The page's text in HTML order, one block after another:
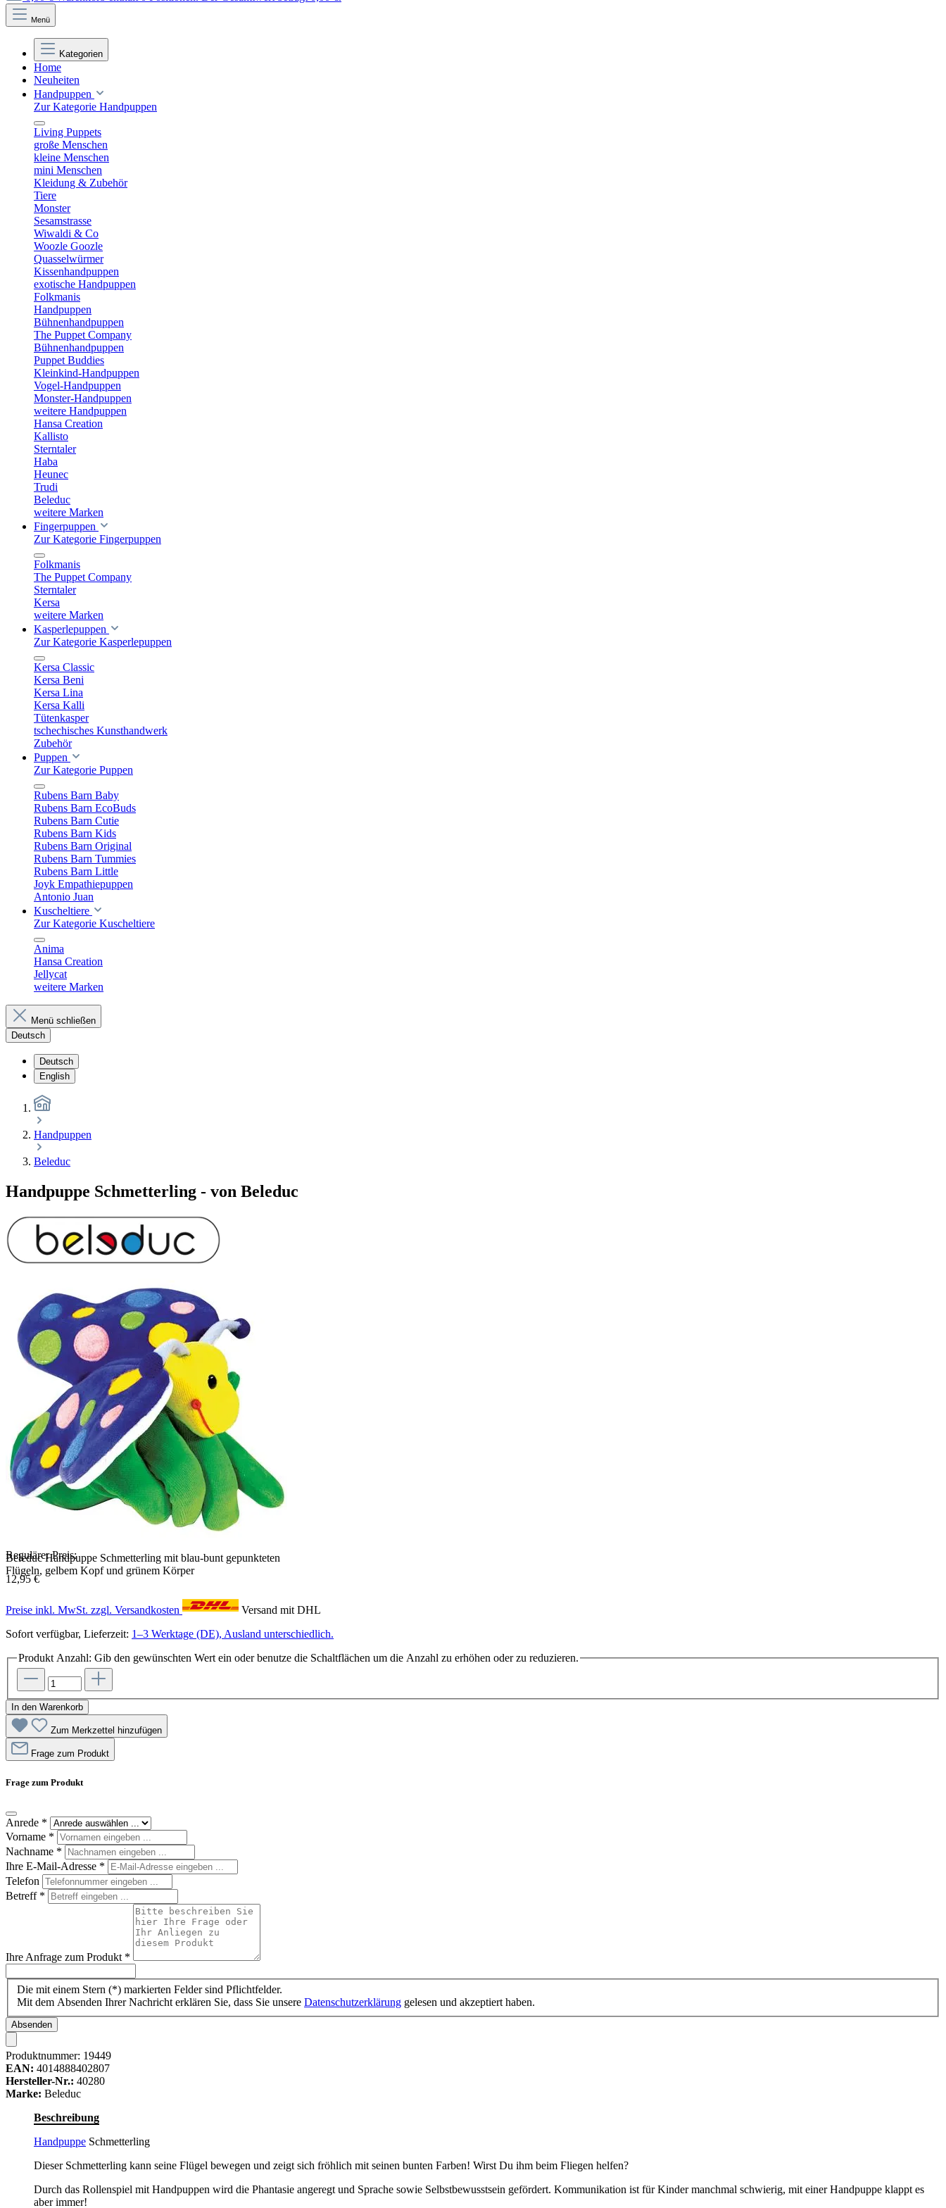
Menü
Kategorien
Home
Neuheiten
Handpuppen
Zur Kategorie Handpuppen
Living Puppets
große Menschen
kleine Menschen
mini Menschen
Kleidung & Zubehör
Tiere
Monster
Sesamstrasse
Wiwaldi & Co
Woozle Goozle
Quasselwürmer
Kissenhandpuppen
exotische Handpuppen
Folkmanis
Handpuppen
Bühnenhandpuppen
The Puppet Company
Bühnenhandpuppen
Puppet Buddies
Kleinkind-Handpuppen
Vogel-Handpuppen
Monster-Handpuppen
weitere Handpuppen
Hansa Creation
Kallisto
Sterntaler
Haba
Heunec
Trudi
Beleduc
weitere Marken
Fingerpuppen
Zur Kategorie Fingerpuppen
Folkmanis
The Puppet Company
Sterntaler
Kersa
weitere Marken
Kasperlepuppen
Zur Kategorie Kasperlepuppen
Kersa Classic
Kersa Beni
Kersa Lina
Kersa Kalli
Tütenkasper
tschechisches Kunsthandwerk
Zubehör
Puppen
Zur Kategorie Puppen
Rubens Barn Baby
Rubens Barn EcoBuds
Rubens Barn Cutie
Rubens Barn Kids
Rubens Barn Original
Rubens Barn Tummies
Rubens Barn Little
Joyk Empathiepuppen
Antonio Juan
Kuscheltiere
Zur Kategorie Kuscheltiere
Anima
Hansa Creation
Jellycat
weitere Marken
Menü schließen
Deutsch
Deutsch
English
Handpuppen
Beleduc
Handpuppe Schmetterling - von Beleduc
Beleduc Handpuppe Schmetterling mit blau-bunt gepunkteten
Flügeln, gelbem Kopf und grünem Körper
Regulärer Preis:
12,95 €
Preise inkl. MwSt. zzgl. Versandkosten
Versand mit DHL
Sofort verfügbar, Lieferzeit: 1–3 Werktage (DE), Ausland unterschiedlich.
Produkt Anzahl: Gib den gewünschten Wert ein oder benutze die Schaltflächen um die Anzahl zu erhöhen oder zu reduzieren.
In den Warenkorb
Zum Merkzettel hinzufügen
Frage zum Produkt
Frage zum Produkt
Anrede *
Vorname *
Nachname *
Ihre E-Mail-Adresse *
Telefon
Betreff *
Ihre Anfrage zum Produkt *
Die mit einem Stern (*) markierten Felder sind Pflichtfelder.
Mit dem Absenden Ihrer Nachricht erklären Sie, dass Sie unsere Datenschutzerklärung gelesen und akzeptiert haben.
Absenden
Produktnummer: 19449
EAN: 4014888402807
Hersteller-Nr.: 40280
Marke: Beleduc
Beschreibung
Handpuppe Schmetterling
Dieser Schmetterling kann seine Flügel bewegen und zeigt sich fröhlich mit seinen bunten Farben! Wirst Du ihm beim Fliegen helfen?
Durch das Rollenspiel mit Handpuppen wird die Phantasie angeregt und Sprache sowie Selbstbewusstsein gefördert. Kommunikation ist für Kinder manchmal schwierig, mit einer Handpuppe klappt es
aber immer!